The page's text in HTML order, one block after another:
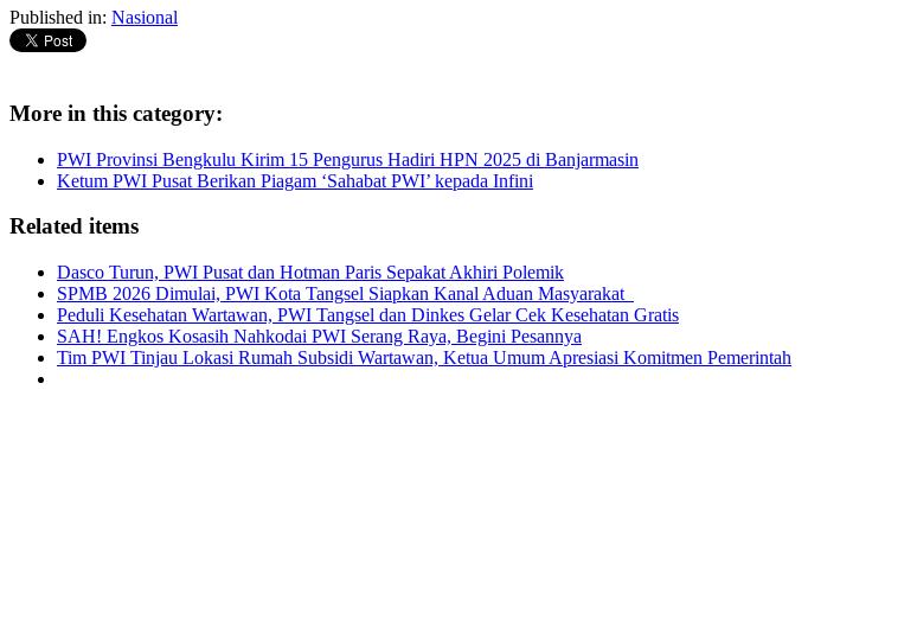
Published in: Nasional
More in this category:
PWI Provinsi Bengkulu Kirim 15 Pengurus Hadiri HPN 2025 di Banjarmasin
Ketum PWI Pusat Berikan Piagam ‘Sahabat PWI’ kepada Infini
Related items
Dasco Turun, PWI Pusat dan Hotman Paris Sepakat Akhiri Polemik
SPMB 2026 Dimulai, PWI Kota Tangsel Siapkan Kanal Aduan Masyarakat
Peduli Kesehatan Wartawan, PWI Tangsel dan Dinkes Gelar Cek Kesehatan Gratis
SAH! Engkos Kosasih Nahkodai PWI Serang Raya, Begini Pesannya
Tim PWI Tinjau Lokasi Rumah Subsidi Wartawan, Ketua Umum Apresiasi Komitmen Pemerintah